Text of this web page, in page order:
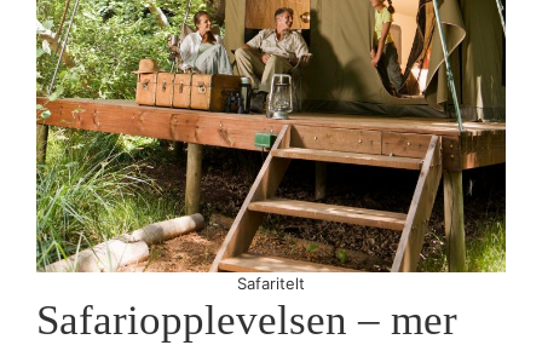
Safaritelt
Safariopplevelsen – mer